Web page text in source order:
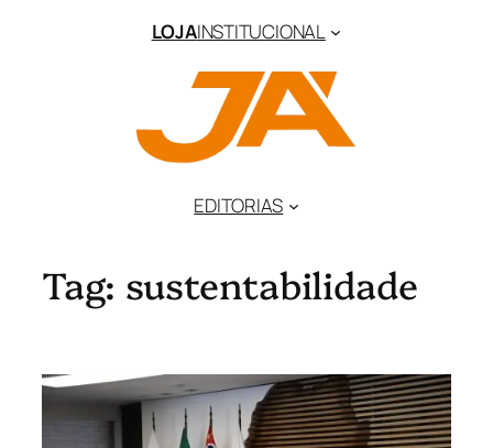
LOJAINSTITUCIONAL
EDITORIAS
Tag: sustentabilidade